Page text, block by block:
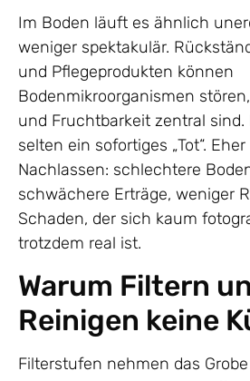
Im Boden läuft es ähnlich
weniger spektakulär.
und Pflegeprodukten können
Bodenmikroorganismen
und Fruchtbarkeit zentral sind.
selten ein sofortiges „Tot“.
Nachlassen: schlechtere
schwächere Erträge, weniger
Schaden, der sich kaum
trotzdem real ist.
Warum Filtern
Reinigen keine
Filterstufen nehmen das